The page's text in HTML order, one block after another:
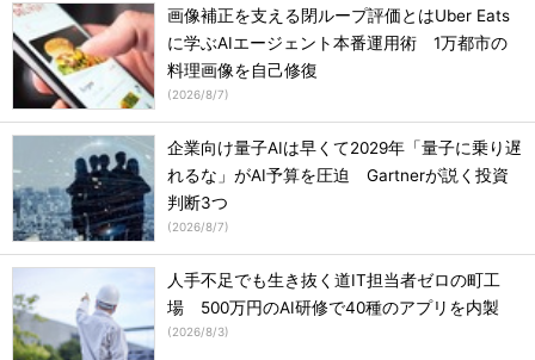
画像補正を支える閉ループ評価とはUber Eats
に学ぶAIエージェント本番運用術 1万都市の
料理画像を自己修復
(2026/8/7)
企業向け量子AIは早くて2029年「量子に乗り遅
れるな」がAI予算を圧迫 Gartnerが説く投資
判断3つ
(2026/8/7)
人手不足でも生き抜く道IT担当者ゼロの町工
場 500万円のAI研修で40種のアプリを内製
(2026/8/3)